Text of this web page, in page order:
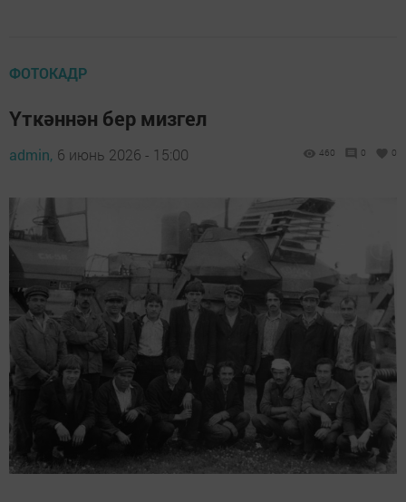
ФОТОКАДР
Үткәннән бер мизгел
admin, 6 июнь 2026 - 15:00 460 0 0